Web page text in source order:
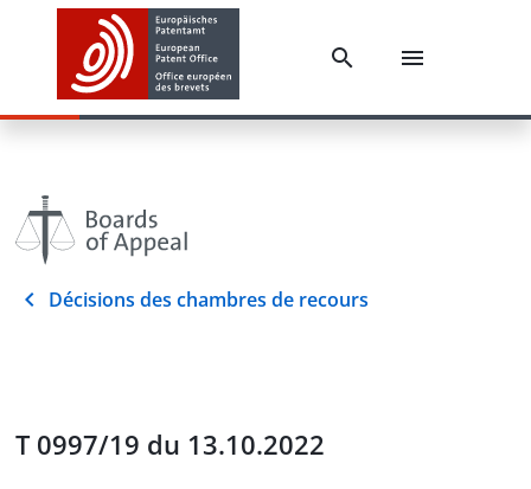
Décisions des chambres de recours
T 0997/19 du 13.10.2022